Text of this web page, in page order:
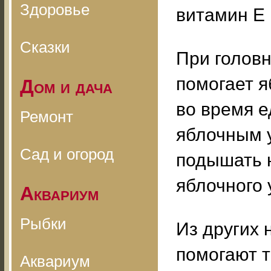
Здоровье
Сказки
Дом и дача
Ремонт
Сад и огород
Аквариум
Рыбки
Аквариум
витамин Е
При
помогает
во время
яблочным
подышать
яблочного
Из других
помогают